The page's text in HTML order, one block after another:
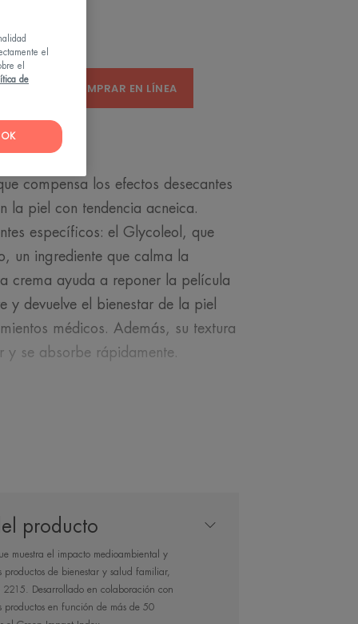
COMPRAR EN LÍNEA
compensa los efectos desecantes
la piel con tendencia acneica.
específicos: el Glycoleol, que
un ingrediente que calma la
crema ayuda a reponer la película
y devuelve el bienestar de la piel
médicos. Además, su textura
y se absorbe rápidamente.
de lípidos y
bienestar
producto
muestra el impacto medioambiental y
productos de bienestar y salud familiar,
Desarrollado en colaboración con
productos en función de más de 50
el
el
de
OK